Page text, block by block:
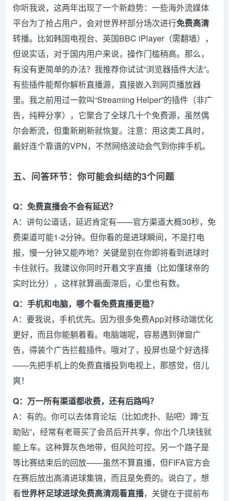
你听我说，这两年出现了一个新趋势：一些海外流媒体
平台为了抢占用户，会对世界杯部分场次进行免费高清
转播。比如韩国电视台、英国BBC iPlayer（需翻墙），
但说实话，对于国内用户来说，操作门槛稍高。那么，
有没有更简单的办法？我推荐你试试“浏览器插件大法”。
有些插件能帮你解析直播源，直接嵌入到网页播放器
里。我之前用过一款叫“Streaming Helper”的插件（非广
告，纯粹分享），它聚合了全球几十个免费源，虽然偶
尔会断流，但重新刷新就恢复。注意：用这类工具时，
最好连个靠谱的VPN，不然网络波动会气到你摔手机。
五、问答环节：你可能会纠结的3个问题
Q：免费直播会不会有延迟？
A：讲句公道话，延迟肯定有——官方渠道大概30秒，免
费渠道可能1-2分钟。但你看的是进球瞬间，不是打电
报，慢一分钟又能咋地？关键是别在你即将看到进球时
卡住就行。我建议你同时开着文字直播（比如懂球帝的
实时比分），这样就算画面滞后，心里也有数。
Q：手机和电脑，哪个看免费直播更稳？
A：要我说，手机优先。因为很多免费App对移动端优化
更好，而且你能躺着看。电脑端呢，容易遇到弹窗广
告，得装个广告拦截插件。哦对了，投屏也是个好选择
——先把手机上的免费直播投到电视上，那感觉，倍儿
爽！
Q：万一所有渠道都收费，还有后路吗？
A：有的。你可以去体育论坛（比如虎扑、贴吧）蹲“互
助贴”，经常有老哥买了会员后开共享，你出个几块钱就
能上车。这种算灰色地带，但风险可控。另一个路子是
等比赛结束后的回放——虽然不算直播，但FIFA官方会
在赛后放出高清进球集锦，而且是免费的。说白了，想
看世界杯足球进球免费高清观看直播，关键在于提前布